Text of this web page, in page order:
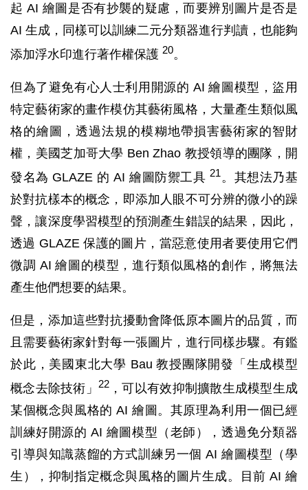
起 AI 繪圖是否有抄襲的疑慮，而要辨別圖片是否是
AI 生成，同樣可以訓練二元分類器進行判讀，也能夠
添加浮水印進行著作權保護 20。
但為了避免有心人士利用開源的 AI 繪圖模型，盜用
特定藝術家的畫作模仿其藝術風格，大量產生類似風
格的繪圖，透過法規的模糊地帶損害藝術家的智財
權，美國芝加哥大學 Ben Zhao 教授領導的團隊，開
發名為 GLAZE 的 AI 繪圖防禦工具21 。其想法乃基
於對抗樣本的概念，即添加人眼不可分辨的微小的躁
聲，讓深度學習模型的預測產生錯誤的結果，因此，
透過 GLAZE 保護的圖片，當惡意使用者要使用它們
微調 AI 繪圖的模型，進行類似風格的創作，將無法
產生他們想要的結果。
但是，添加這些對抗擾動會降低原本圖片的品質，而
且需要藝術家針對每一張圖片，進行同樣步驟。有鑑
於此，美國東北大學 Bau 教授團隊開發「生成模型
概念去除技術」
22，可以有效抑制擴散生成模型生成
某個概念與風格的 AI 繪圖。其原理為利用一個已經
訓練好開源的 AI 繪圖模型（老師），透過免分類器
引導與知識蒸餾的方式訓練另一個 AI 繪圖模型（學
生），抑制指定概念與風格的圖片生成。目前 AI 繪